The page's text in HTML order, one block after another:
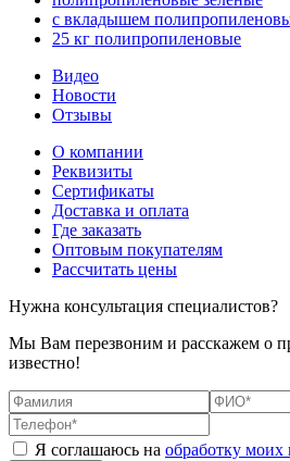
с вкладышем
25 кг полипропиленовые
Видео
Новости
Отзывы
О компании
Реквизиты
Сертификаты
Доставка и оплата
Где заказать
Оптовым покупателям
Рассчитать цены
Нужна консультация специалистов?
Мы Вам перезвоним и расскажем о
известно!
Я соглашаюсь на обработку